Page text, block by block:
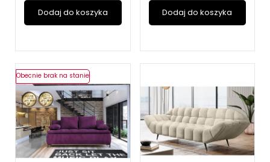
Dodaj do koszyka Dodaj do koszyka
Obecnie brak na stanie